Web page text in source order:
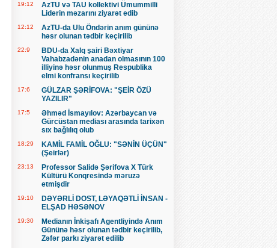
19:12
AzTU və TAU kollektivi Ümummilli
Liderin məzarını ziyarət edib
12:12
AzTU-da Ulu Öndərin anım gününə
həsr olunan tədbir keçirilib
22:9
BDU-da Xalq şairi Bəxtiyar
Vahabzadənin anadan olmasının 100
illiyinə həsr olunmuş Respublika
elmi konfransı keçirilib
17:6
GÜLZAR ŞƏRİFOVA: "ŞEİR ÖZÜ
YAZILIR"
17:5
Əhməd İsmayılov: Azərbaycan və
Gürcüstan mediası arasında tarixən
sıx bağlılıq olub
18:29
KAMİL FAMİL OĞLU: "SƏNİN ÜÇÜN"
(Şeirlər)
23:13
Professor Salidə Şərifova X Türk
Kültürü Konqresində məruzə
etmişdir
19:10
DƏYƏRLİ DOST, LƏYAQƏTLİ İNSAN -
ELŞAD HƏSƏNOV
19:30
Medianın İnkişafı Agentliyində Anım
Gününə həsr olunan tədbir keçirilib,
Zəfər parkı ziyarət edilib